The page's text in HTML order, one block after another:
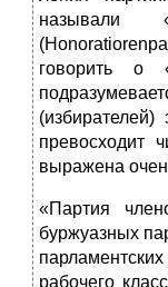
называли
говорить о
(избирателей)
превосходит
выражена
«Партия
буржуазных
рабочего